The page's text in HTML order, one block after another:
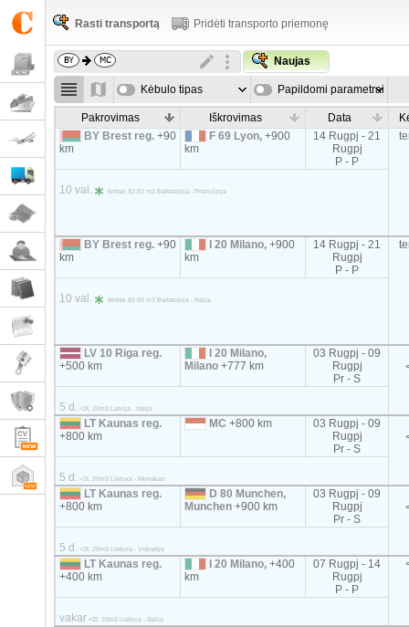
Rasti transportą Pridėti transporto priemonę
Naujas
Kėbulo tipas Papildomi parametrai
Pakrovimas Iškrovimas Data
BY Brest reg.+90
km
F 69 Lyon,+900
km
14 Rugpj - 21
Rugpj
P - P
10 val. tentas 82-92 m3 Baltarusija - Prancūzija
BY Brest reg.+90
km
I 20 Milano,+900
km
14 Rugpj - 21
Rugpj
P - P
10 val. tentas 82-92 m3 Baltarusija - Italija
LV 10 Riga reg.
+500 km
I 20 Milano,
Milano+777 km
03 Rugpj - 09
Rugpj
Pr - S
5 d. <2t, 20m3 Latvija - Italija
LT Kaunas reg.
+800 km
MC+800 km
03 Rugpj - 09
Rugpj
Pr - S
5 d. <2t, 20m3 Lietuva - Monakas
LT Kaunas reg.
+800 km
D 80 Munchen,
Munchen+900 km
03 Rugpj - 09
Rugpj
Pr - S
5 d. <2t, 20m3 Lietuva - Vokietija
LT Kaunas reg.
+400 km
I 20 Milano,+400
km
07 Rugpj - 14
Rugpj
P - P
vakar <2t, 20m3 Lietuva - Italija